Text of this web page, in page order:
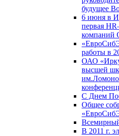
будущее
6 июня в
первая
компаний
работы в
ОАО
высшей
С Днем
Общее
В 2011 г.